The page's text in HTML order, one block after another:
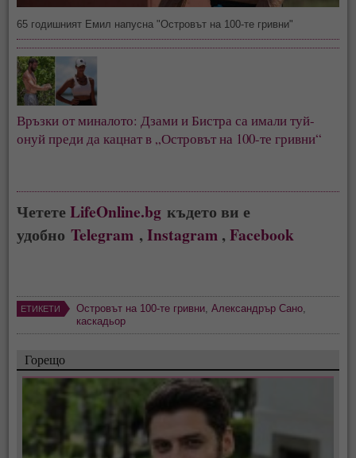
65 годишният Емил напусна "Островът на 100-те гривни"
Връзки от миналото: Дзами и Бистра са имали туй-
онуй преди да кацнат в „Островът на 100-те гривни“
ЧететеLifeOnline.bg където ви е
удобноTelegram ,Instagram ,Facebook
ЕТИКЕТИ Островът на 100-те гривни,Александрър Сано,
каскадьор
Горещо